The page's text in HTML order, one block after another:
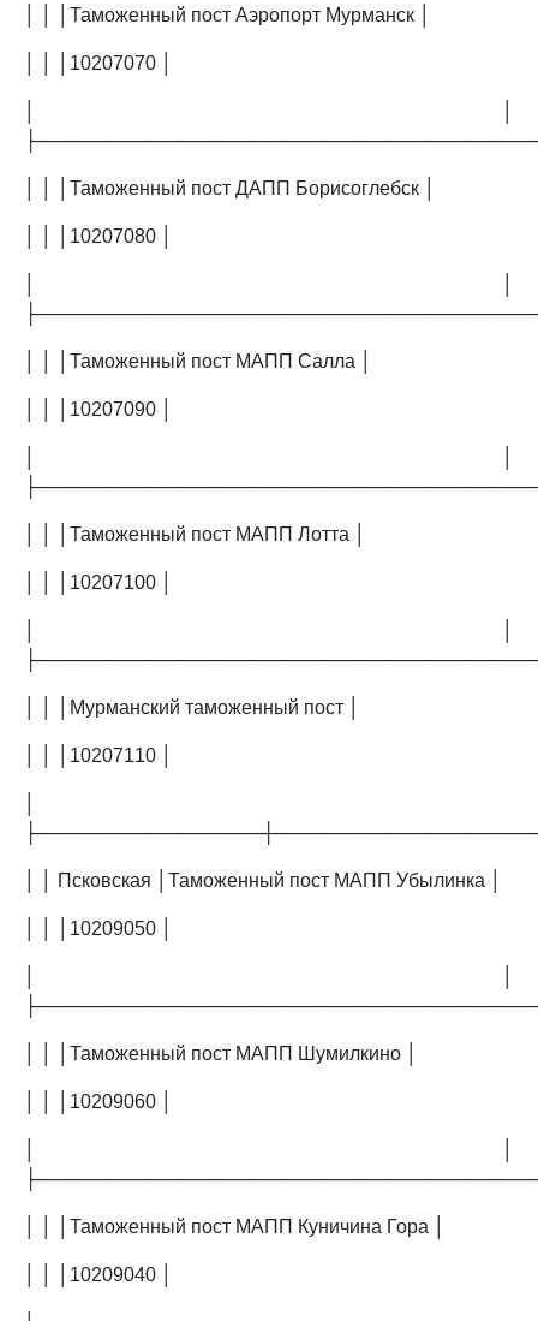
│ │ │Таможенный пост Аэропорт Мурманск │
│ │ │10207070 │
│ │ │Таможенный пост ДАПП Борисоглебск │
│ │ │10207080 │
│ │ │Таможенный пост МАПП Салла │
│ │ │10207090 │
│ │ │Таможенный пост МАПП Лотта │
│ │ │10207100 │
│ │ │Мурманский таможенный пост │
│ │ │10207110 │
│ │ Псковская │Таможенный пост МАПП Убылинка │
│ │ │10209050 │
│ │ │Таможенный пост МАПП Шумилкино │
│ │ │10209060 │
│ │ │Таможенный пост МАПП Куничина Гора │
│ │ │10209040 │